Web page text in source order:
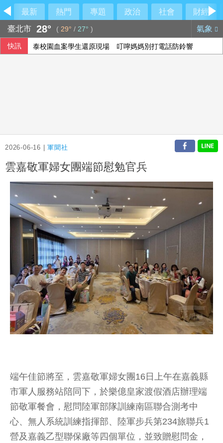
最新 熱門 專題 政治 社會
財經
臺北市 28° ( 29° / 27° ) 氣象
快訊 泰校園血案學生還原現場 叮嚀媽媽別打電話防鈴響
2026-06-16 |軍聞社
雲嘉敬軍婦女團端節慰勉官兵
端午佳節將至，雲嘉敬軍婦女團16日上午在嘉義縣
市軍人服務站陪同下，於樂億皇家渡假酒店辦理端
節敬軍餐會，慰問陸軍部隊訓練南區聯合測考中
心、無人系統訓練指揮部、陸軍步兵第234旅聯兵1
營及嘉義乙型聯保廠等四個單位，並致贈慰問金，